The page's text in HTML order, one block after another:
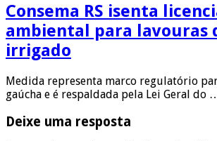
Consema RS isenta
ambiental para lavouras
irrigado
Medida representa marco regulatório
gaúcha e é respaldada pela Lei Geral do
Deixe uma resposta